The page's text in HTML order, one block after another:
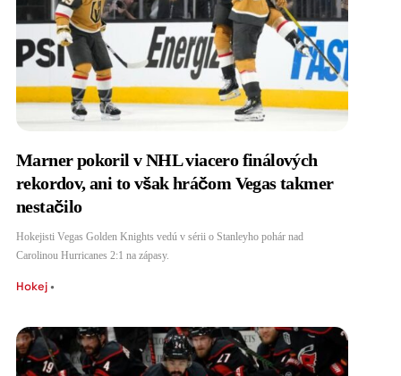
Marner pokoril v NHL viacero finálových
rekordov, ani to však hráčom Vegas takmer
nestačilo
Hokejisti Vegas Golden Knights vedú v sérii o Stanleyho pohár nad
Carolinou Hurricanes 2:1 na zápasy.
Hokej•